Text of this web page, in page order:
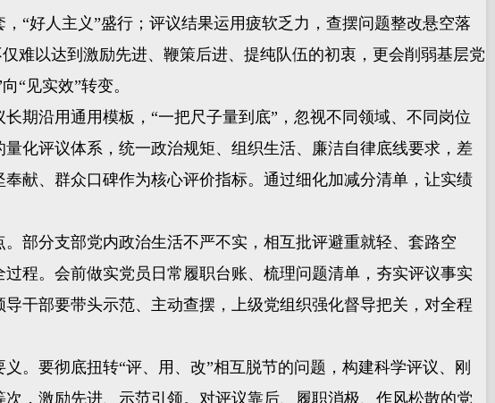
“好人主义”盛行；评议结果运用疲软乏力，查摆问题整改悬空落
难以达到激励先进、鞭策后进、提纯队伍的初衷，更会削弱基层党
“见实效”转变。
沿用通用模板，“一把尺子量到底”，忽视不同领域、不同岗位
化评议体系，统一政治规矩、组织生活、廉洁自律底线要求，差
献、群众口碑作为核心评价指标。通过细化加减分清单，让实绩
分支部党内政治生活不严不实，相互批评避重就轻、套路空
程。会前做实党员日常履职台账、梳理问题清单，夯实评议事实
干部要带头示范、主动查摆，上级党组织强化督导把关，对全程
要彻底扭转“评、用、改”相互脱节的问题，构建科学评议、刚
，激励先进、示范引领。对评议靠后、履职消极、作风松散的党